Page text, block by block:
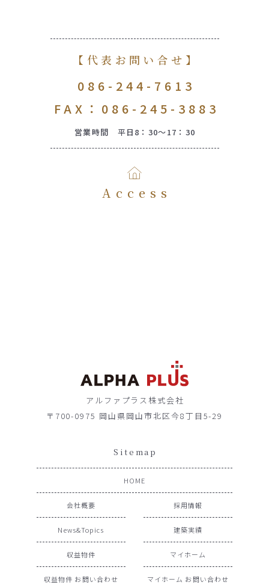
【代表お問い合せ】
086-244-7613
FAX：086-245-3883
営業時間 平日8：30～17：30
Access
アルファプラス株式会社
〒700-0975 岡山県岡山市北区今8丁目5-29
Sitemap
HOME
会社概要 採用情報
News&Topics 建築実績
収益物件 マイホーム
収益物件 お問い合わせ マイホーム お問い合わせ